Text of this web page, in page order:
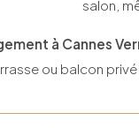
salon,
à Cannes
ou balcon